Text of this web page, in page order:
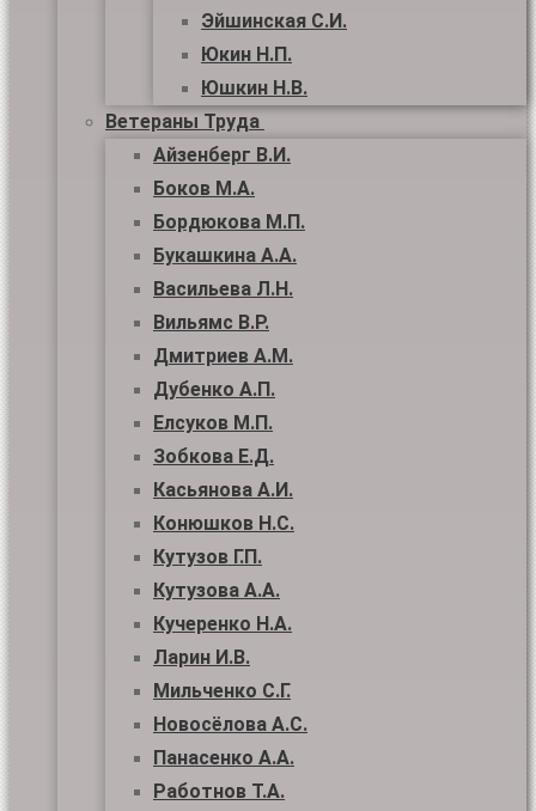
Эйшинская С.И.
Юкин Н.П.
Юшкин Н.В.
Ветераны Труда
Айзенберг В.И.
Боков М.А.
Бордюкова М.П.
Букашкина А.А.
Васильева Л.Н.
Вильямс В.Р.
Дмитриев А.М.
Дубенко А.П.
Елсуков М.П.
Зобкова Е.Д.
Касьянова А.И.
Конюшков Н.С.
Кутузов Г.П.
Кутузова А.А.
Кучеренко Н.А.
Ларин И.В.
Мильченко С.Г.
Новосёлова А.С.
Панасенко А.А.
Работнов Т.А.